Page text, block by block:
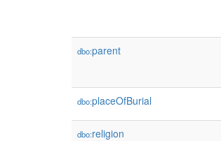
dbo:parent
dbo:placeOfBurial
dbo:religion